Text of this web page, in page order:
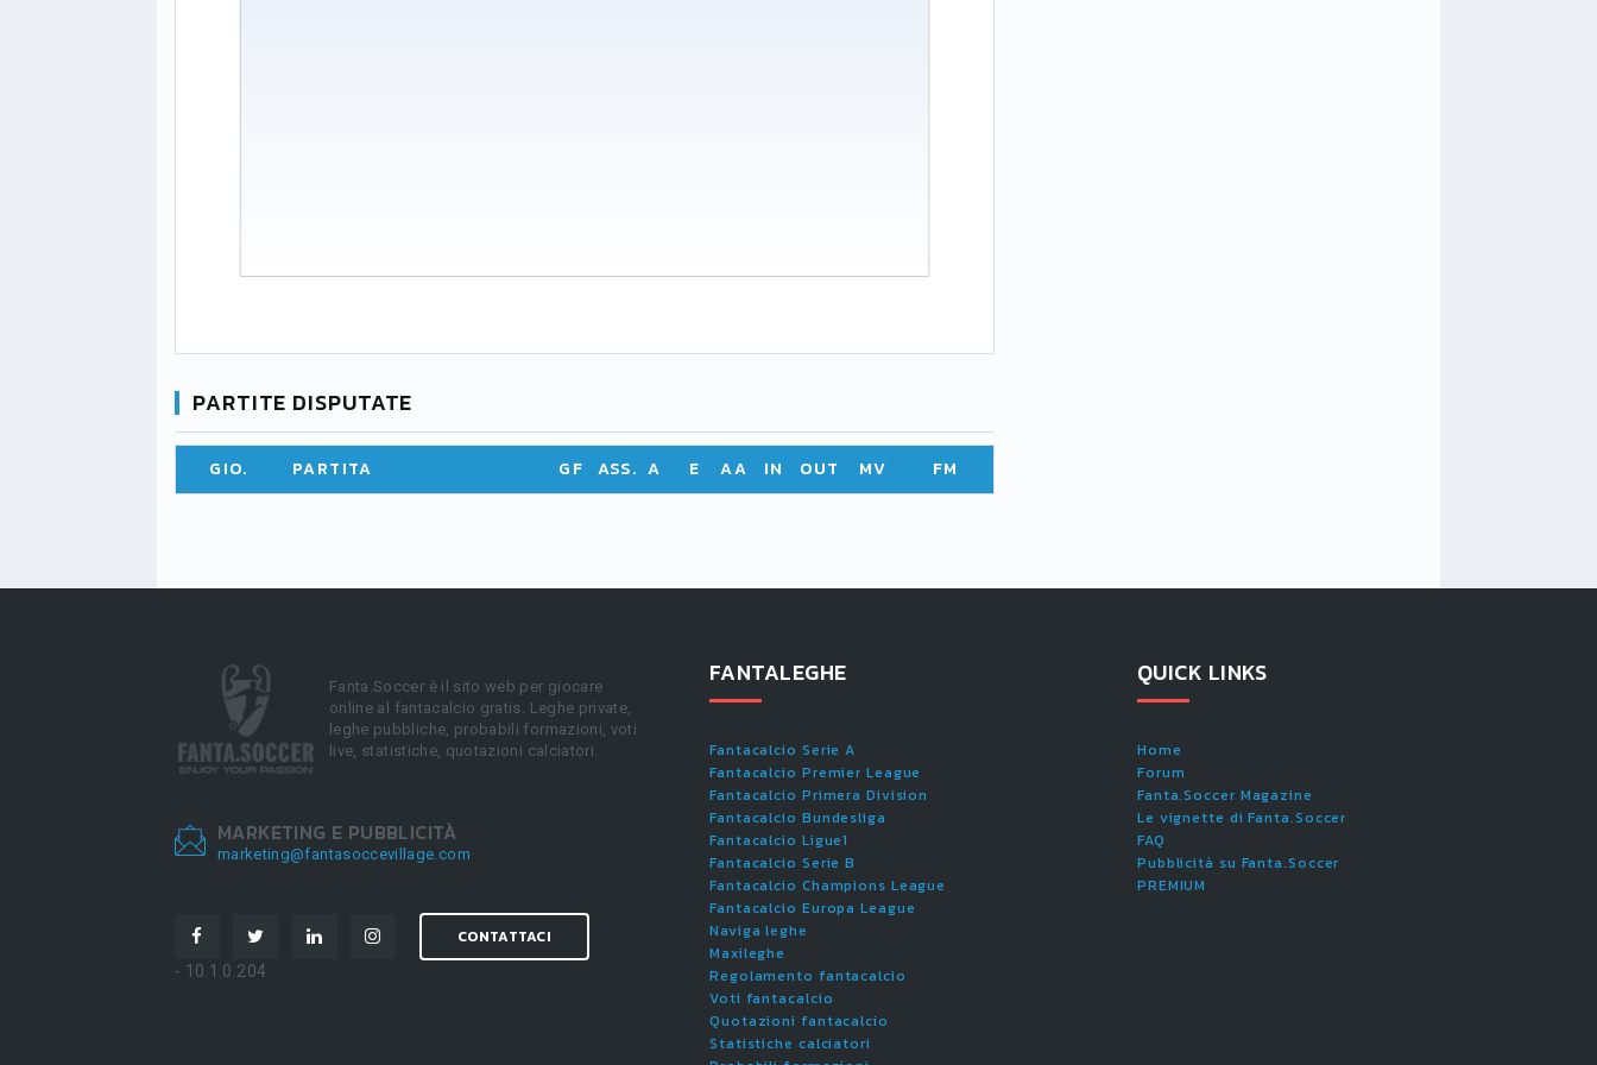
PARTITE DISPUTATE
GIO. PARTITA GF ASS. A E AA IN OUT MV FM
Fanta.Soccer è il sito web per giocare
online al fantacalcio gratis. Leghe private,
leghe pubbliche, probabili formazioni, voti
live, statistiche, quotazioni calciatori.
MARKETING E PUBBLICITÀ
marketing@fantasoccevillage.com
CONTATTACI
- 10.1.0.204
FANTALEGHE
Fantacalcio Serie A
Fantacalcio Premier League
Fantacalcio Primera Division
Fantacalcio Bundesliga
Fantacalcio Ligue1
Fantacalcio Serie B
Fantacalcio Champions League
Fantacalcio Europa League
Naviga leghe
Maxileghe
Regolamento fantacalcio
Voti fantacalcio
Quotazioni fantacalcio
Statistiche calciatori
QUICK LINKS
Home
Forum
Fanta.Soccer Magazine
Le vignette di Fanta.Soccer
FAQ
Pubblicità su Fanta.Soccer
PREMIUM